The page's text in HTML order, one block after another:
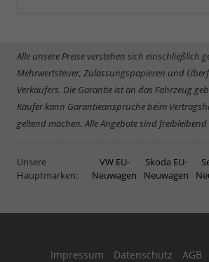
Alle unsere Preise verstehen sich einschließlich
Mehrwertsteuer, Zulassungspapieren und
Verkäufers. Die Garantie ist an das Fahrzeug
Käufer kann Garantieansprüche beim
geltend machen. Alle Angebote sind
Unsere
Hauptmarken:
VW EU-
Neuwagen
Skoda EU-
Neuwagen
Impressum Datenschutz
AGB